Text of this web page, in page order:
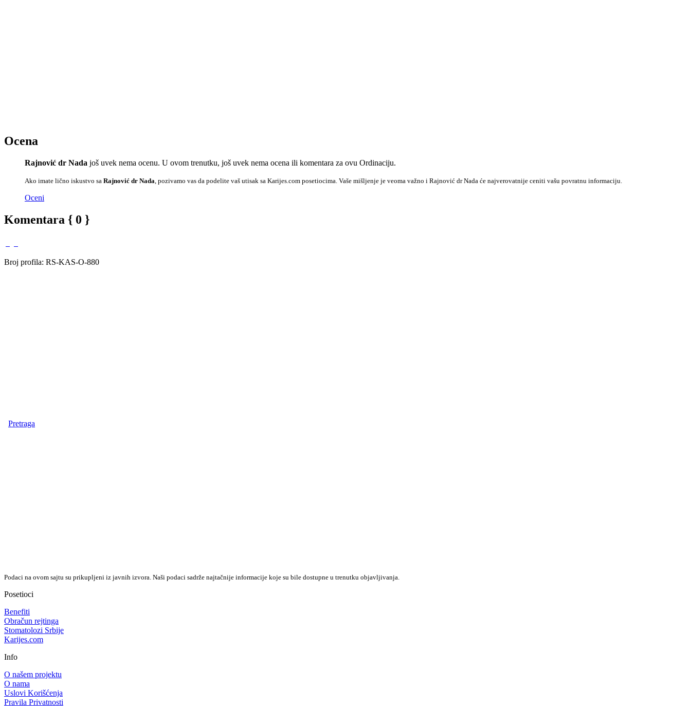
Ocena
Rajnović dr Nada još uvek nema ocenu. U ovom trenutku, još uvek nema ocena ili komentara za ovu Ordinaciju.
Ako imate lično iskustvo sa Rajnović dr Nada , pozivamo vas da podelite vaš utisak sa Karijes.com posetiocima. Vaše mišljenje je veoma važno i Rajnović dr Nada će najverovatnije ceniti vašu povratnu informaciju.
Oceni
Komentara { 0 }
Broj profila: RS-KAS-O-880
Pretraga
Podaci na ovom sajtu su prikupljeni iz javnih izvora. Naši podaci sadrže najtačnije informacije koje su bile dostupne u trenutku objavljivanja.
Posetioci
Benefiti
Obračun rejtinga
Stomatolozi Srbije
Karijes.com
Info
O našem projektu
O nama
Uslovi Korišćenja
Pravila Privatnosti